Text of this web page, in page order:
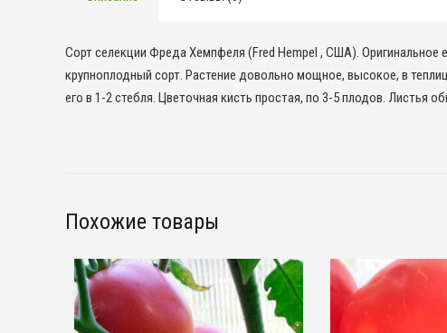
Сорт селекции Фреда Хемпфеля (Fred Hempel , США). Оригинальное
крупноплодный сорт. Растение довольно мощное, высокое, в
его в 1-2 стебля. Цветочная кисть простая, по 3-5 плодов. Листья
Похожие товары